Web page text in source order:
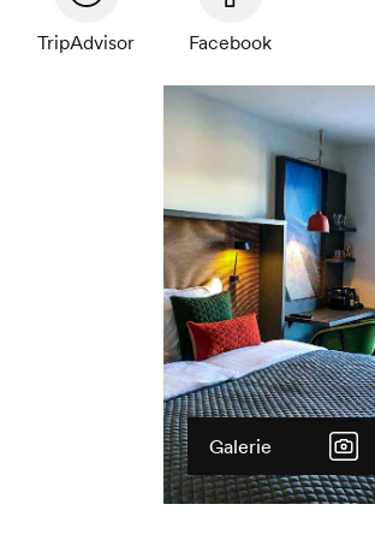
TripAdvisor Facebook
Galerie